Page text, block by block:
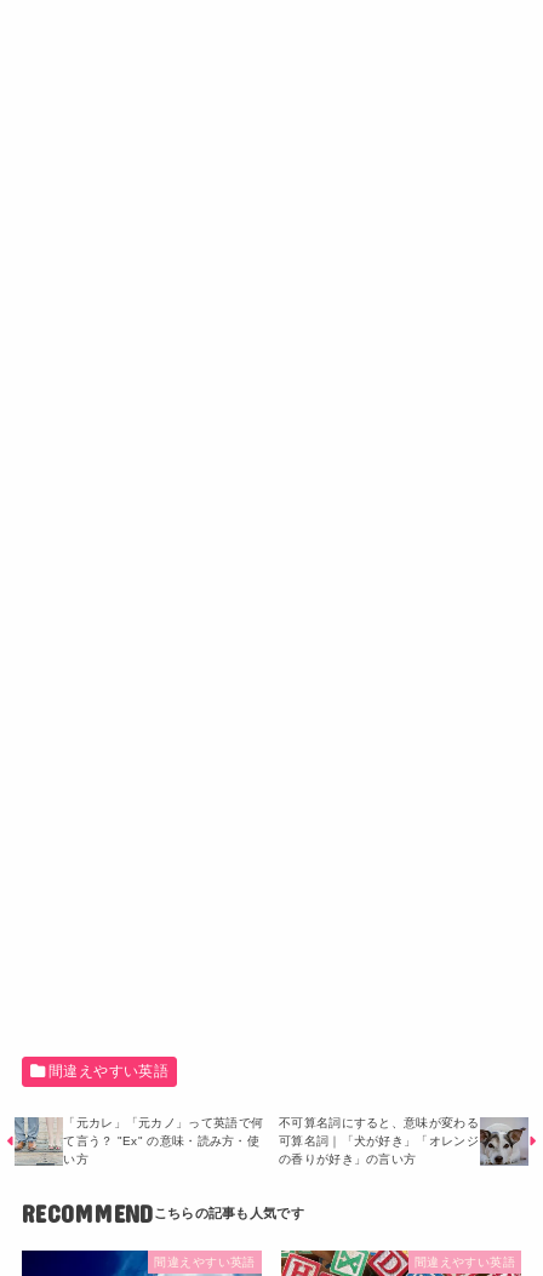
間違えやすい英語
「元カレ」「元カノ」って英語で何
て言う？ "Ex" の意味・読み方・使
い方
不可算名詞にすると、意味が変わる
可算名詞｜「犬が好き」「オレンジ
の香りが好き」の言い方
RECOMMEND
間違えやすい英語 間違えやすい英語